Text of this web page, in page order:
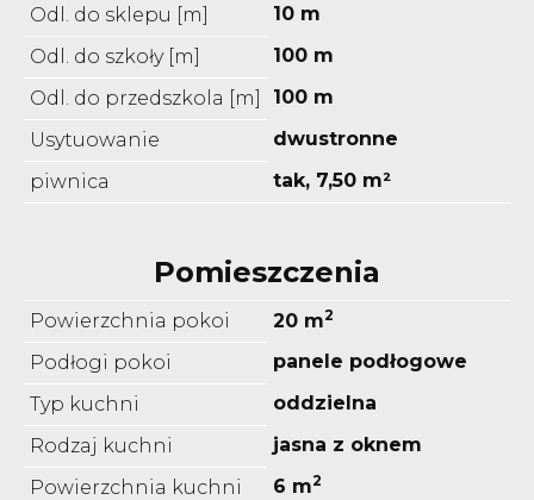
Odl. do sklepu [m]
10 m
Odl. do szkoły [m]
100 m
Odl. do przedszkola [m]
100 m
Usytuowanie
dwustronne
piwnica
tak, 7,50 m²
Pomieszczenia
Powierzchnia pokoi 20 m2
Podłogi pokoi
panele podłogowe
Typ kuchni
oddzielna
Rodzaj kuchni
jasna z oknem
Powierzchnia kuchni
6 m2